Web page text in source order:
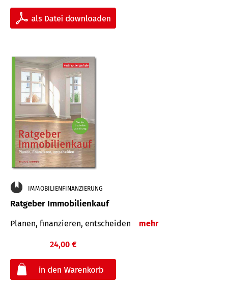
IMMOBILIENFINANZIERUNG
Ratgeber Immobilienkauf
Planen, finanzieren, entscheiden mehr
24,00 €